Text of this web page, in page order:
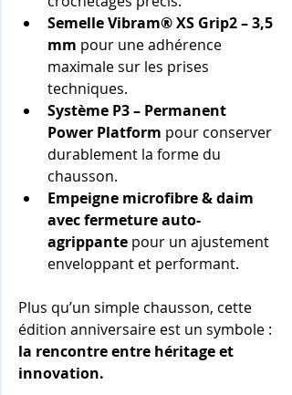
Semelle Vibram® XS Grip2 – 3,5
mm pour une adhérence
maximale sur les prises
techniques.
Système P3 – Permanent
Power Platform pour conserver
durablement la forme du
chausson.
Empeigne microfibre & daim
avec fermeture auto-
agrippante pour un ajustement
enveloppant et performant.
Plus qu’un simple chausson, cette
édition anniversaire est un symbole :
la rencontre entre héritage et
innovation.